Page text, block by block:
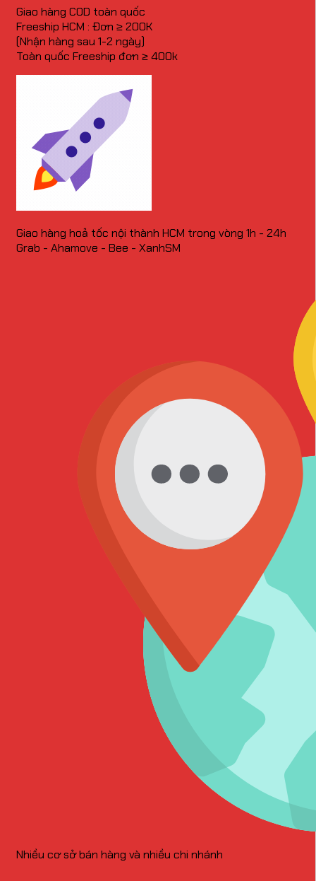
Giao hàng COD toàn quốc
Freeship HCM : Đơn ≥ 200K
(Nhận hàng sau 1-2 ngày)
Toàn quốc Freeship đơn ≥ 400k
Giao hàng hoả tốc nội thành HCM trong vòng 1h - 24h
Grab - Ahamove - Bee - XanhSM
Nhiều cơ sở bán hàng và nhiều chi nhánh